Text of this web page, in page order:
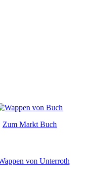
Zum Markt Buch